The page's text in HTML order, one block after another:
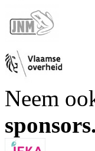
Neem